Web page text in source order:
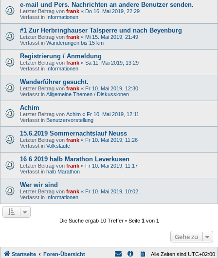
e-mail und Pers. Nachrichten an andere Benutzer senden.
Letzter Beitrag von frank « Do 16. Mai 2019, 22:29
Verfasst in Informationen
#1 Zur Herbringhauser Talsperre und nach Beyenburg
Letzter Beitrag von frank « Mi 15. Mai 2019, 21:49
Verfasst in Wanderungen bis 15 km
Registrierung / Anmeldung
Letzter Beitrag von frank « Sa 11. Mai 2019, 13:29
Verfasst in Informationen
Wanderführer gesucht.
Letzter Beitrag von frank « Fr 10. Mai 2019, 12:30
Verfasst in Allgemeine Themen / Diskussionen
Achim
Letzter Beitrag von Achim « Fr 10. Mai 2019, 12:11
Verfasst in Benutzervorstellung
15.6.2019 Sommernachtslauf Neuss
Letzter Beitrag von frank « Fr 10. Mai 2019, 11:26
Verfasst in Volksläufe
16 6 2019 halb Marathon Leverkusen
Letzter Beitrag von frank « Fr 10. Mai 2019, 11:17
Verfasst in halb Marathon
Wer wir sind
Letzter Beitrag von frank « Fr 10. Mai 2019, 10:02
Verfasst in Informationen
Die Suche ergab 10 Treffer • Seite 1von 1
Gehe zu
Startseite Foren-Übersicht Alle Zeiten sind UTC+02:00